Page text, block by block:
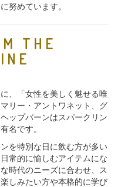
努めています。
THE
、「女性を美しく魅せる唯
リー・アントワネット、グ
ップバーンはスパークリン
名です。
を特別な日に飲む方が多い
常的に愉しむアイテムにな
時代のニーズに合わせ、ス
しみたい方や本格的に学び